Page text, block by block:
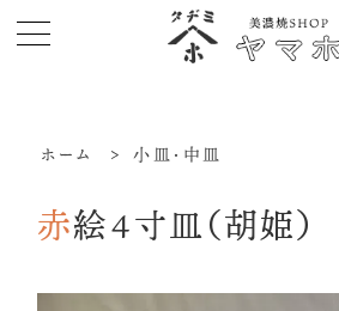
ホーム > 小皿・中皿
赤絵4寸皿（胡姫）